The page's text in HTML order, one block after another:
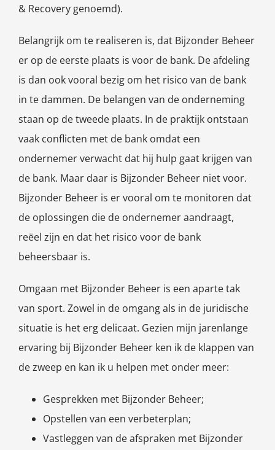
& Recovery genoemd).
Belangrijk om te realiseren is, dat Bijzonder Beheer
er op de eerste plaats is voor de bank. De afdeling
is dan ook vooral bezig om het risico van de bank
in te dammen. De belangen van de onderneming
staan op de tweede plaats. In de praktijk ontstaan
vaak conflicten met de bank omdat een
ondernemer verwacht dat hij hulp gaat krijgen van
de bank. Maar daar is Bijzonder Beheer niet voor.
Bijzonder Beheer is er vooral om te monitoren dat
de oplossingen die de ondernemer aandraagt,
reëel zijn en dat het risico voor de bank
beheersbaar is.
Omgaan met Bijzonder Beheer is een aparte tak
van sport. Zowel in de omgang als in de juridische
situatie is het erg delicaat. Gezien mijn jarenlange
ervaring bij Bijzonder Beheer ken ik de klappen van
de zweep en kan ik u helpen met onder meer:
Gesprekken met Bijzonder Beheer;
Opstellen van een verbeterplan;
Vastleggen van de afspraken met Bijzonder